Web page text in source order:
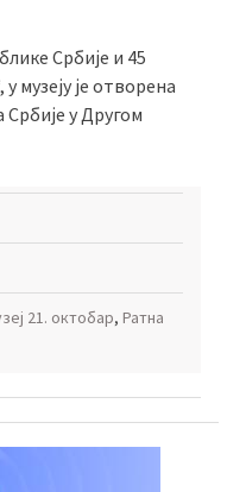
Србије и 45
музеју је отворена
Србије у Другом
21. октобар, Ратна